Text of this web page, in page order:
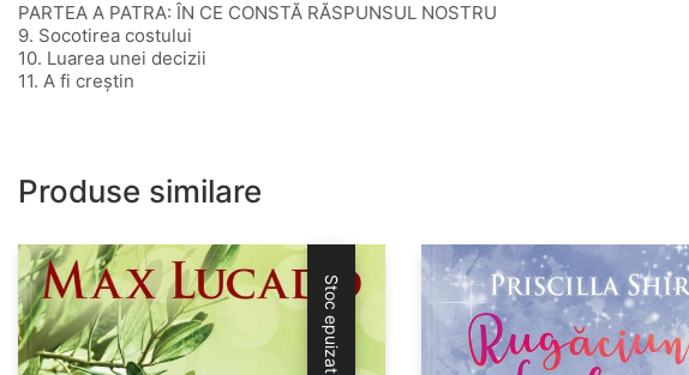
PARTEA A PATRA: ÎN CE CONSTĂ RĂSPUNSUL NOSTRU
9. Socotirea costului
10. Luarea unei decizii
11. A fi creștin
Produse similare
Stoc epuizat